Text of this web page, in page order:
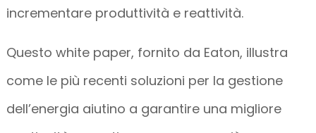
incrementare produttività e reattività.
Questo white paper, fornito da Eaton, illustra
come le più recenti soluzioni per la gestione
dell’energia aiutino a garantire una migliore